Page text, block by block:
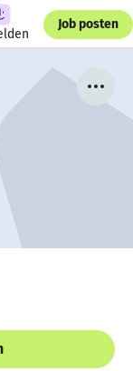
Job posten